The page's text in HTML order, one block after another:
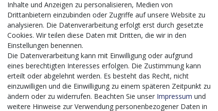
Mit dem vorgenannten Projekt, welches im Zeitraum vom
20.12.2023 bis zum 29.02.2024 im Rahmen des
Förderprogrammes Digitalisierung Zuschuss EFRE 2021
bis 2027 umgesetzt wird, möchten wir in die Anschaffung
eines Content-Management-Systems (CMS-
Softwaresystem) investieren, um unseren Online-Shop
künftig selbst verwalten zu können. Diese Software dient
der effizienteren gemeinschaftlichen Erstellung,
Bearbeitung, Organisation und Darstellung digitaler
Inhalte (Content) in unserem Unternehmen. Dies ist
Inhalte und Anzeigen zu personalisieren, Medien von
Drittanbietern einzubinden oder Zugriffe auf unsere Website zu
analysieren. Die Datenverarbeitung erfolgt erst durch gesetzte
Cookies. Wir teilen diese Daten mit Dritten, die wir in den
Einstellungen benennen.
Die Datenverarbeitung kann mit Einwilligung oder aufgrund
eines berechtigten Interesses erfolgen. Die Zustimmung kann
erteilt oder abgelehnt werden. Es besteht das Recht, nicht
einzuwilligen und die Einwilligung zu einem späteren Zeitpunkt zu
ändern oder zu widerrufen. Beachten Sie unser Impressum und
weitere Hinweise zur Verwendung personenbezogener Daten in